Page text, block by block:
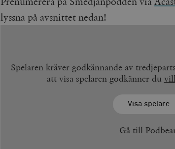
lyssna på avsnittet nedan!
Spelaren kräver godkännande av
att visa spelaren godkänner du
Visa spelare
Gå till